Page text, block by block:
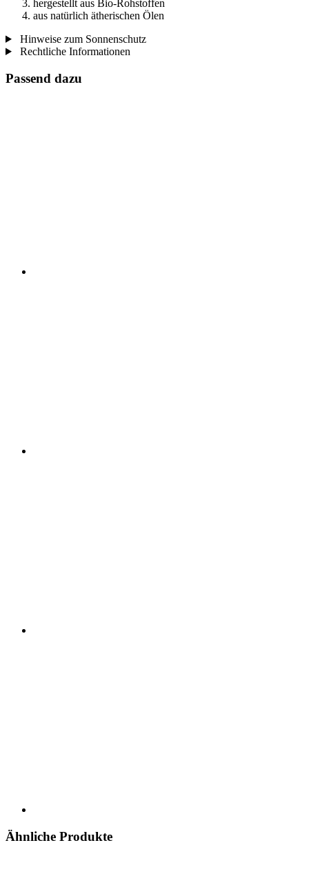
hergestellt aus Bio-Rohstoffen
aus natürlich ätherischen Ölen
Hinweise zum Sonnenschutz
Rechtliche Informationen
Passend dazu
Ähnliche Produkte